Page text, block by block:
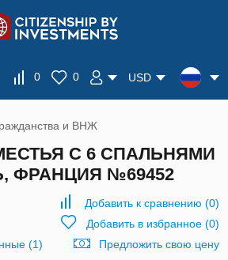
0 0 USD
и ВНЖ
С 6 СПАЛЬНЯМИ
ФРАНЦИЯ №69452
Добавить к сравнению (0)
Добавить в избранное(0)
(1)
Предложить свою цену